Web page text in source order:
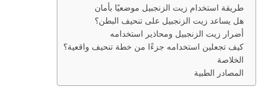
طريقة استخدام زيت الزنجبيل موضعيًا بأمان
هل يساعد زيت الزنجبيل على تنحيف البطن؟
أضرار زيت الزنجبيل ومحاذير استخدامه
كيف تجعلين استخدامه جزءًا من خطة تنحيف واقعية؟
الخلاصة
المصادر الطبية